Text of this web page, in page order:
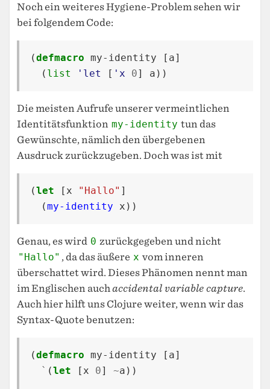
Noch ein weiteres Hygiene-Problem sehen wir
bei folgendem Code:
(defmacro my-identity [ a]
( list 'let [ 'x 0] a ))
Die meisten Aufrufe unserer vermeintlichen
Identitätsfunktion my-identity tun das
Gewünschte, nämlich den übergebenen
Ausdruck zurückzugeben. Doch was ist mit
(let [ x "Hallo" ]
(my-identity x ))
Genau, es wird 0 zurückgegeben und nicht
"Hallo" , da das äußere x vom inneren
überschattet wird. Dieses Phänomen nennt man
im Englischen auch accidental variable capture.
Auch hier hilft uns Clojure weiter, wenn wir das
Syntax-Quote benutzen:
(defmacro my-identity [ a]
` (let [ x 0] ~a ))